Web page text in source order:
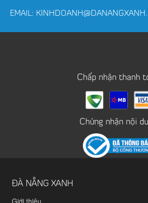
EMAIL:
Chấp nhận thanh
Chứng nhận nội
ĐÀ NẴNG XANH
Giới thiệu